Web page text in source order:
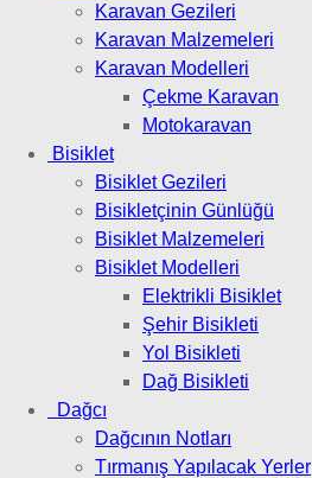
Karavan Gezileri
Karavan Malzemeleri
Karavan Modelleri
Çekme Karavan
Motokaravan
Bisiklet
Bisiklet Gezileri
Bisikletçinin Günlüğü
Bisiklet Malzemeleri
Bisiklet Modelleri
Elektrikli Bisiklet
Şehir Bisikleti
Yol Bisikleti
Dağ Bisikleti
Dağcı
Dağcının Notları
Tırmanış Yapılacak Yerler